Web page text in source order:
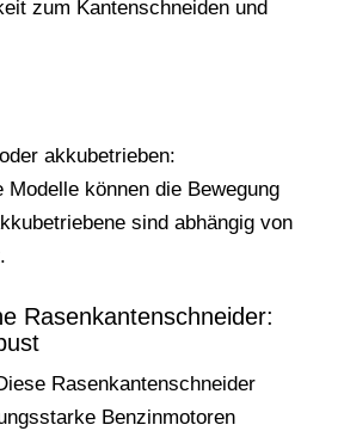
zum Kantenschneiden und
akkubetrieben:
Modelle können die Bewegung
sind abhängig von
Rasenkantenschneider:
Rasenkantenschneider
Benzinmotoren